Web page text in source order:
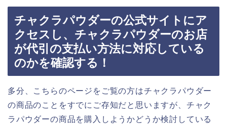
チャクラパウダーの公式サイトにア
クセスし、チャクラパウダーのお店
が代引の支払い方法に対応している
のかを確認する！
多分、こちらのページをご覧の方はチャクラパウダー
の商品のことをすでにご存知だと思いますが、チャク
ラパウダーの商品を購入しようかどうか検討している